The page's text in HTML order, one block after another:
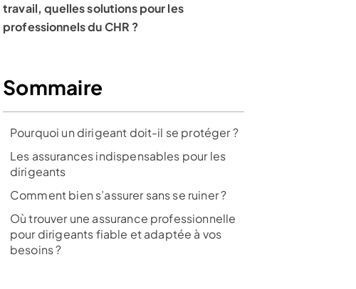
travail, quelles solutions pour les
professionnels du CHR ?
Sommaire
Pourquoi un dirigeant doit-il se protéger ?
Les assurances indispensables pour les
dirigeants
Comment bien s’assurer sans se ruiner ?
Où trouver une assurance professionnelle
pour dirigeants fiable et adaptée à vos
besoins ?